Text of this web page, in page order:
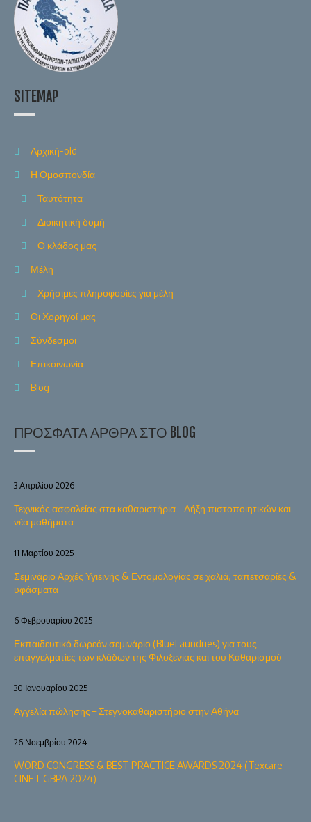
SITEMAP
Αρχική-old
Η Ομοσπονδία
Ταυτότητα
Διοικητική δομή
Ο κλάδος μας
Μέλη
Χρήσιμες πληροφορίες για μέλη
Οι Χορηγοί μας
Σύνδεσμοι
Επικοινωνία
Blog
ΠΡΌΣΦΑΤΑ ΆΡΘΡΑ ΣΤΟ BLOG
Τεχνικός ασφαλείας στα καθαριστήρια – Λήξη πιστοποιητικών και
νέα μαθήματα
3 Απριλίου 2026
Σεμινάριο Αρχές Υγιεινής & Εντομολογίας σε χαλιά, ταπετσαρίες &
υφάσματα
11 Μαρτίου 2025
Εκπαιδευτικό δωρεάν σεμινάριο (BlueLaundries) για τους
επαγγελματίες των κλάδων της Φιλοξενίας και του Καθαρισμού
6 Φεβρουαρίου 2025
Αγγελία πώλησης – Στεγνοκαθαριστήριο στην Αθήνα
30 Ιανουαρίου 2025
WORD CONGRESS & BEST PRACTICE AWARDS 2024 (Texcare
CINET GBPA 2024)
26 Νοεμβρίου 2024